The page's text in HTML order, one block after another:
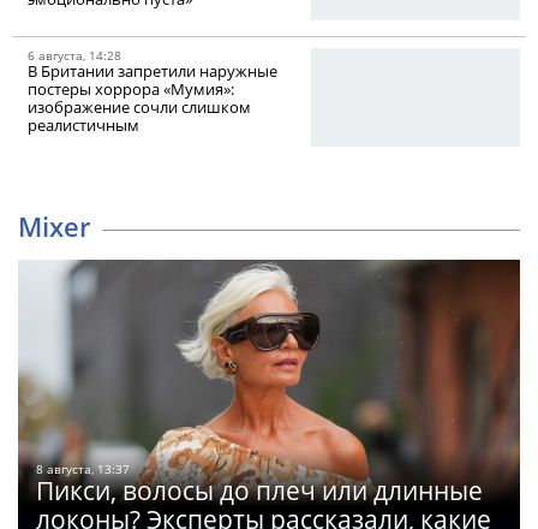
6 августа, 14:28
В Британии запретили наружные
постеры хоррора «Мумия»:
изображение сочли слишком
реалистичным
Mixer
8 августа, 13:37
Пикси, волосы до плеч или длинные
локоны? Эксперты рассказали, какие